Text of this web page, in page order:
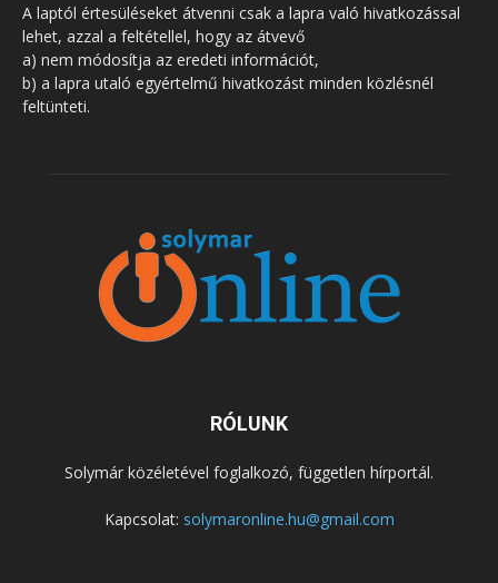
A laptól értesüléseket átvenni csak a lapra való hivatkozással
lehet, azzal a feltétellel, hogy az átvevő
a) nem módosítja az eredeti információt,
b) a lapra utaló egyértelmű hivatkozást minden közlésnél
feltünteti.
RÓLUNK
Solymár közéletével foglalkozó, független hírportál.
Kapcsolat: solymaronline.hu@gmail.com